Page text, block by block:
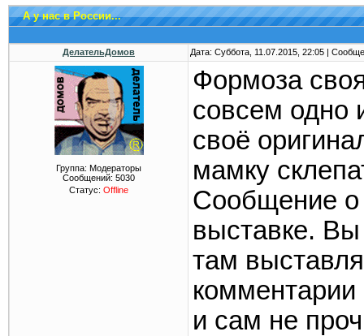
А у нас в России...
ДелательДомов Дата: Суббота, 11.07.2015, 22:05 |
Группа: Модераторы
Сообщений: 5030
Статус: Offline
Формоза
совсем одно
своё
мамку
Сообщение о
выставке. Вы
там
комментарии
и сам не